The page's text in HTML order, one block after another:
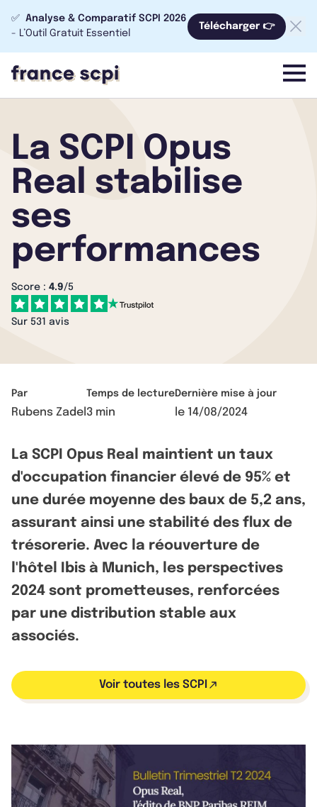
✅ Analyse & Comparatif SCPI 2026
- L’Outil Gratuit Essentiel
Télécharger 👉
menu
La SCPI Opus
Real stabilise
ses
performances
Score : 4.9/5
Sur 531 avis
Par
Rubens Zadel
Temps de lecture
3 min
Dernière mise à jour
le 14/08/2024
La SCPI Opus Real maintient un taux
d'occupation financier élevé de 95% et
une durée moyenne des baux de 5,2 ans,
assurant ainsi une stabilité des flux de
trésorerie. Avec la réouverture de
l'hôtel Ibis à Munich, les perspectives
2024 sont prometteuses, renforcées
par une distribution stable aux
associés.
Voir toutes les SCPI